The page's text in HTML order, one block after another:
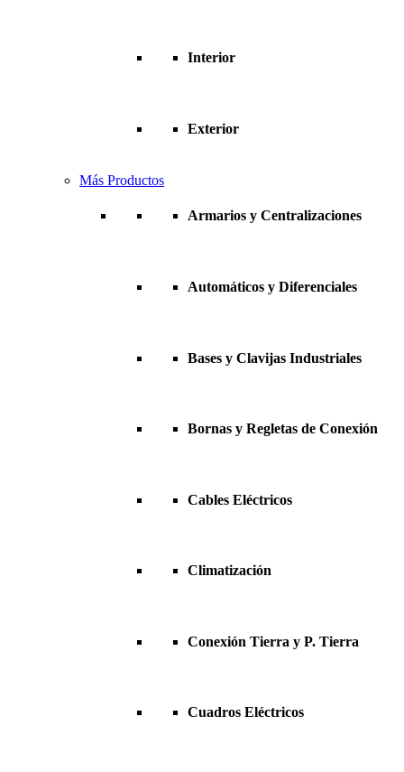
Interior
Exterior
Más Productos
Armarios y Centralizaciones
Automáticos y Diferenciales
Bases y Clavijas Industriales
Bornas y Regletas de Conexión
Cables Eléctricos
Climatización
Conexión Tierra y P. Tierra
Cuadros Eléctricos